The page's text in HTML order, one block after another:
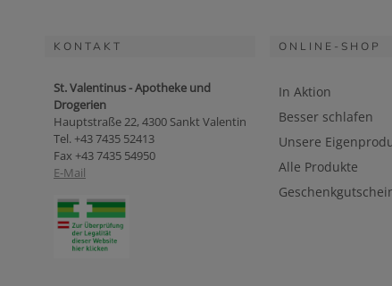
KONTAKT
St. Valentinus - Apotheke und
Drogerien
Hauptstraße 22, 4300 Sankt Valentin
Tel. +43 7435 52413
Fax +43 7435 54950
E-Mail
ONLINE-SHOP
In Aktion
Besser schlafen
Unsere
Alle Produkte